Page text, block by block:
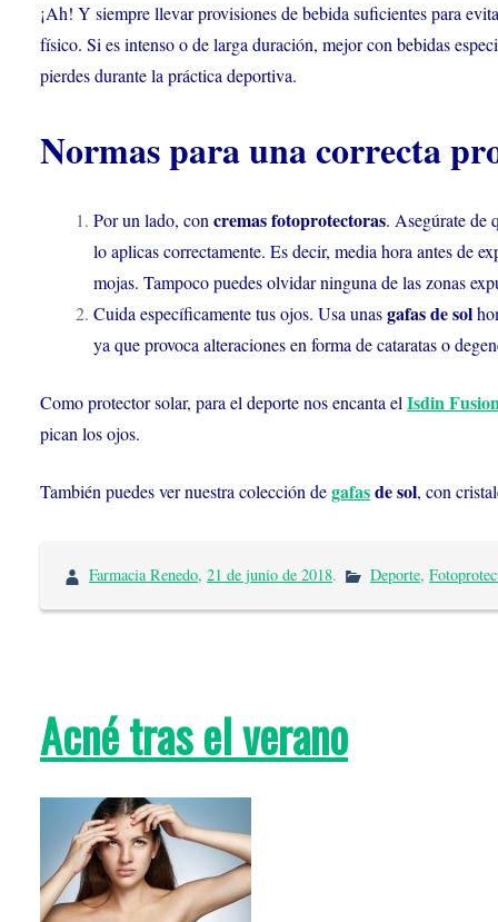
¡Ah! Y siempre llevar provisiones de bebida suficientes para
físico. Si es intenso o de larga duración, mejor con bebidas
pierdes durante la práctica deportiva.
Normas para una correcta
Por un lado, concremas fotoprotectoras. Asegúrate de
lo aplicas correctamente. Es decir, media hora antes de
mojas. Tampoco puedes olvidar ninguna de las zonas
Cuida específicamente tus ojos. Usa unasgafas de sol
ya que provoca alteraciones en forma de cataratas o
Como protector solar, para el deporte nos encanta elIsdin
pican los ojos.
También puedes ver nuestra colección degafasde sol, con
Farmacia Renedo, 21 de junio de 2018. Deporte,
Acné tras el verano